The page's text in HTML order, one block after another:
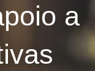
a